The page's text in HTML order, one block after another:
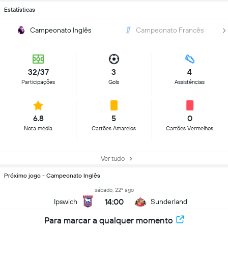
Estatísticas
Campeonato Inglês Campeonato Francês
32/37
Participações
3
Gols
4
Assistências
6.8
Nota média
5
Cartões Amarelos
0
Cartões Vermelhos
Ver tudo
Próximo jogo - Campeonato Inglês
Ipswich
sábado, 22º ago
14:00 Sunderland
Para marcar a qualquer momento